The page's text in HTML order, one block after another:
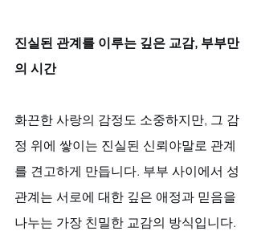
진실된 관계를 이루는 깊은 교감, 부부만
의 시간
화끈한 사랑의 감정도 소중하지만, 그 감
정 위에 쌓이는 진실된 신뢰야말로 관계
를 견고하게 만듭니다. 부부 사이에서 성
관계는 서로에 대한 깊은 애정과 믿음을
나누는 가장 친밀한 교감의 방식입니다.